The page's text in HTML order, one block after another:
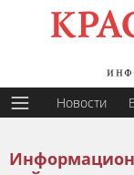
Новости